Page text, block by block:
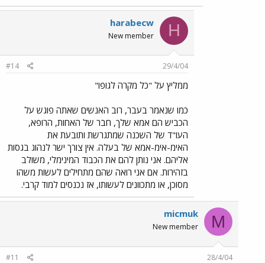
H
harabecw
New member
29/4/04
#14
ממליץ על "כל מקרה לגופו"
כמו שנאמר בעבר, רוב האנשים שאתה פוגש על
הכביש הם אמא שלך, חבר של האחות, הרופא,
העו"ד של השכנה שמתגרשת ותובעת את
האימ-אימ-אמא של בעלה. אין צורך ישר לנהוג בגסות
אליהם. אני נותן להם את הכבוד המינימלי, משולב
בזהירות. אם אני רואה שהם מתחילים לעשות משהו
מסוכן, או מתכוונים לעשותו, אז נכנסים למוד קרבי.
M
micmuk
New member
28/4/04
#11